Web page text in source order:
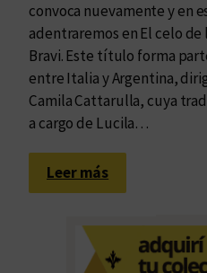
convoca nuevamente y en
adentraremos en El celo de
Bravi. Este título forma
entre Italia y Argentina,
Camila Cattarulla, cuya
a cargo de Lucila…
Leer más:
E
u